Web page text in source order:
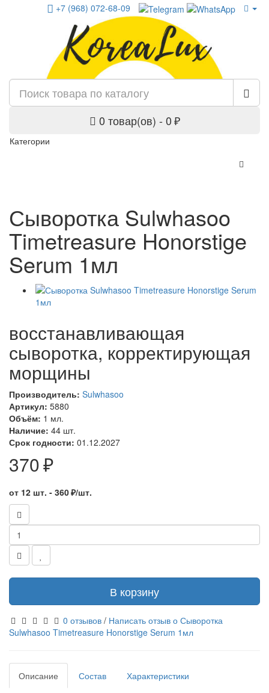
+7 (968) 072-68-09
0 товар(ов) - 0 ₽
Категории
Сыворотка Sulwhasoo
Timetreasure Honorstige
Serum 1мл
восстанавливающая
сыворотка, корректирующая
морщины
Производитель: Sulwhasoo
Артикул: 5880
Объём: 1 мл.
Наличие: 44 шт.
Срок годности: 01.12.2027
370 ₽
от 12 шт. - 360 ₽/шт.
В корзину
0 отзывов / Написать отзыв о Сыворотка
Sulwhasoo Timetreasure Honorstige Serum 1мл
Описание Состав Характеристики